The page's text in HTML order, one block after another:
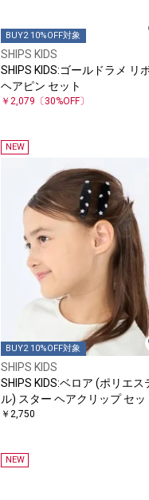
BUY2 10%OFF対象
SHIPS KIDS
SHIPS KIDS:ゴールドラメ リ
ヘアピン セット
￥2,079 〔30%OFF〕
NEW
BUY2 10%OFF対象
SHIPS KIDS
SHIPS KIDS:ベロア (ポリエス
ル) スター ヘアクリップ セッ
￥2,750
NEW